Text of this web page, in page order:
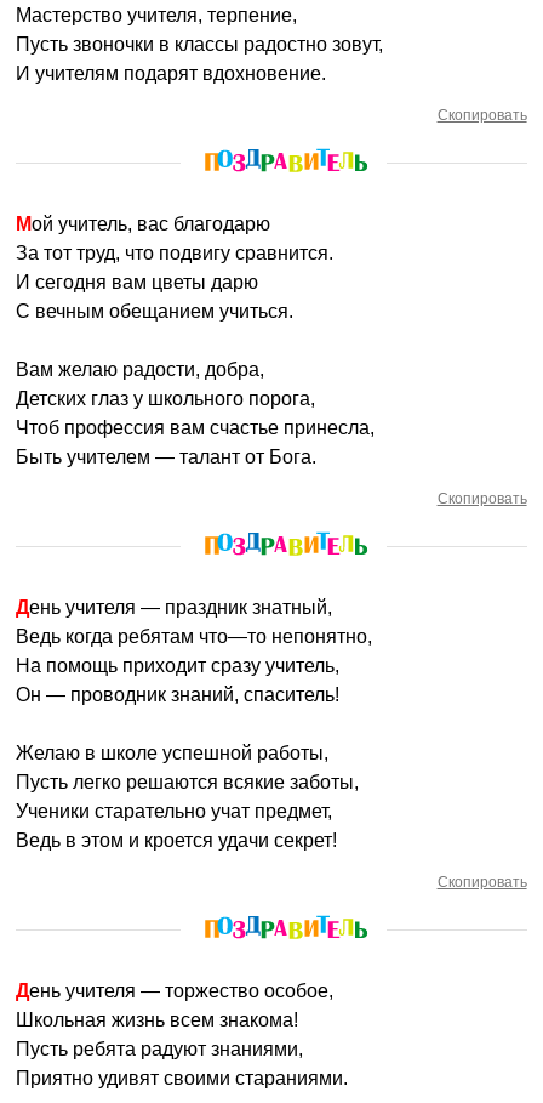
Мастерство учителя, терпение,
Пусть звоночки в классы радостно зовут,
И учителям подарят вдохновение.
Скопировать
Мой учитель, вас благодарю
За тот труд, что подвигу сравнится.
И сегодня вам цветы дарю
С вечным обещанием учиться.
Вам желаю радости, добра,
Детских глаз у школьного порога,
Чтоб профессия вам счастье принесла,
Быть учителем — талант от Бога.
Скопировать
День учителя — праздник знатный,
Ведь когда ребятам что—то непонятно,
На помощь приходит сразу учитель,
Он — проводник знаний, спаситель!
Желаю в школе успешной работы,
Пусть легко решаются всякие заботы,
Ученики старательно учат предмет,
Ведь в этом и кроется удачи секрет!
Скопировать
День учителя — торжество особое,
Школьная жизнь всем знакома!
Пусть ребята радуют знаниями,
Приятно удивят своими стараниями.